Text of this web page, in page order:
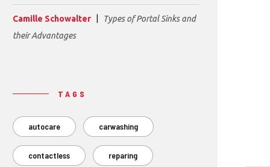
Camille Schowalter
Types of Portal Sinks and
their Advantages
TAGS
autocare carwashing
contactless reparing